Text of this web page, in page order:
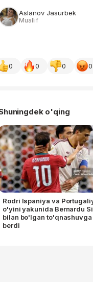
Aslanov Jasurbek
Muallif
0 0 0 0
o'qing
Rodri Ispaniya va
o'yini yakunida Bernardu
bilan bo'lgan to'qnashuvga
berdi